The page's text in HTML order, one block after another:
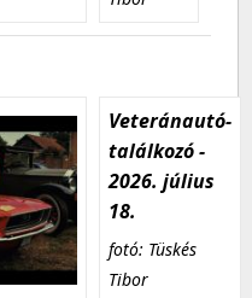
Veteránautó-
találkozó -
2026. július
18.
fotó: Tüskés
Tibor